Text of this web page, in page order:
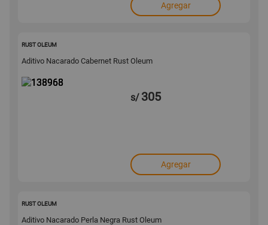
Agregar
RUST OLEUM
Aditivo Nacarado Cabernet Rust Oleum
s/ 305
Agregar
RUST OLEUM
Aditivo Nacarado Perla Negra Rust Oleum